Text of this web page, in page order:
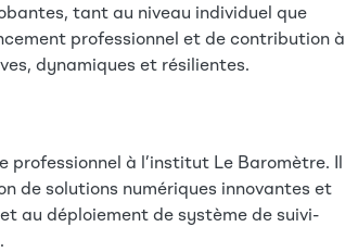
tant au niveau individuel que
professionnel et de contribution à
dynamiques et résilientes.
à l’institut Le Baromètre. Il
de solutions numériques innovantes et
au déploiement de système de suivi-